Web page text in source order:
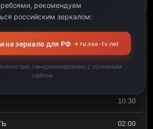
Midtjylland – Besiktas.
Fudbal. UEFA Liga Evrope –
Kvalifikacije
10:30
02:00
рекомендуем
российским зеркалом:
на зеркало для РФ → ru.vse-tv.net
синхронизировано с основным
сайтом